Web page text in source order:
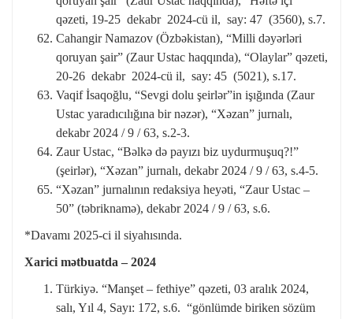
qəzeti, 19-25 dekabr 2024-cü il, say: 47 (3560), s.7.
Cahangir Namazov (Özbəkistan), “Milli dəyərləri
qoruyan şair” (Zaur Ustac haqqında), “Olaylar” qəzeti,
20-26 dekabr 2024-cü il, say: 45 (5021), s.17.
Vaqif İsaqoğlu, “Sevgi dolu şeirlər”in işığında (Zaur
Ustac yaradıcılığına bir nəzər), “Xəzan” jurnalı,
dekabr 2024 / 9 / 63, s.2-3.
Zaur Ustac, “Bəlkə də payızı biz uydurmuşuq?!”
(şeirlər), “Xəzan” jurnalı, dekabr 2024 / 9 / 63, s.4-5.
“Xəzan” jurnalının redaksiya heyəti, “Zaur Ustac –
50” (təbriknamə), dekabr 2024 / 9 / 63, s.6.
*Davamı 2025-ci il siyahısında.
Xarici mətbuatda – 2024
Türkiyə. “Manşet – fethiye” qəzeti, 03 aralık 2024,
salı, Yıl 4, Sayı: 172, s.6. “gönlümde biriken sözüm